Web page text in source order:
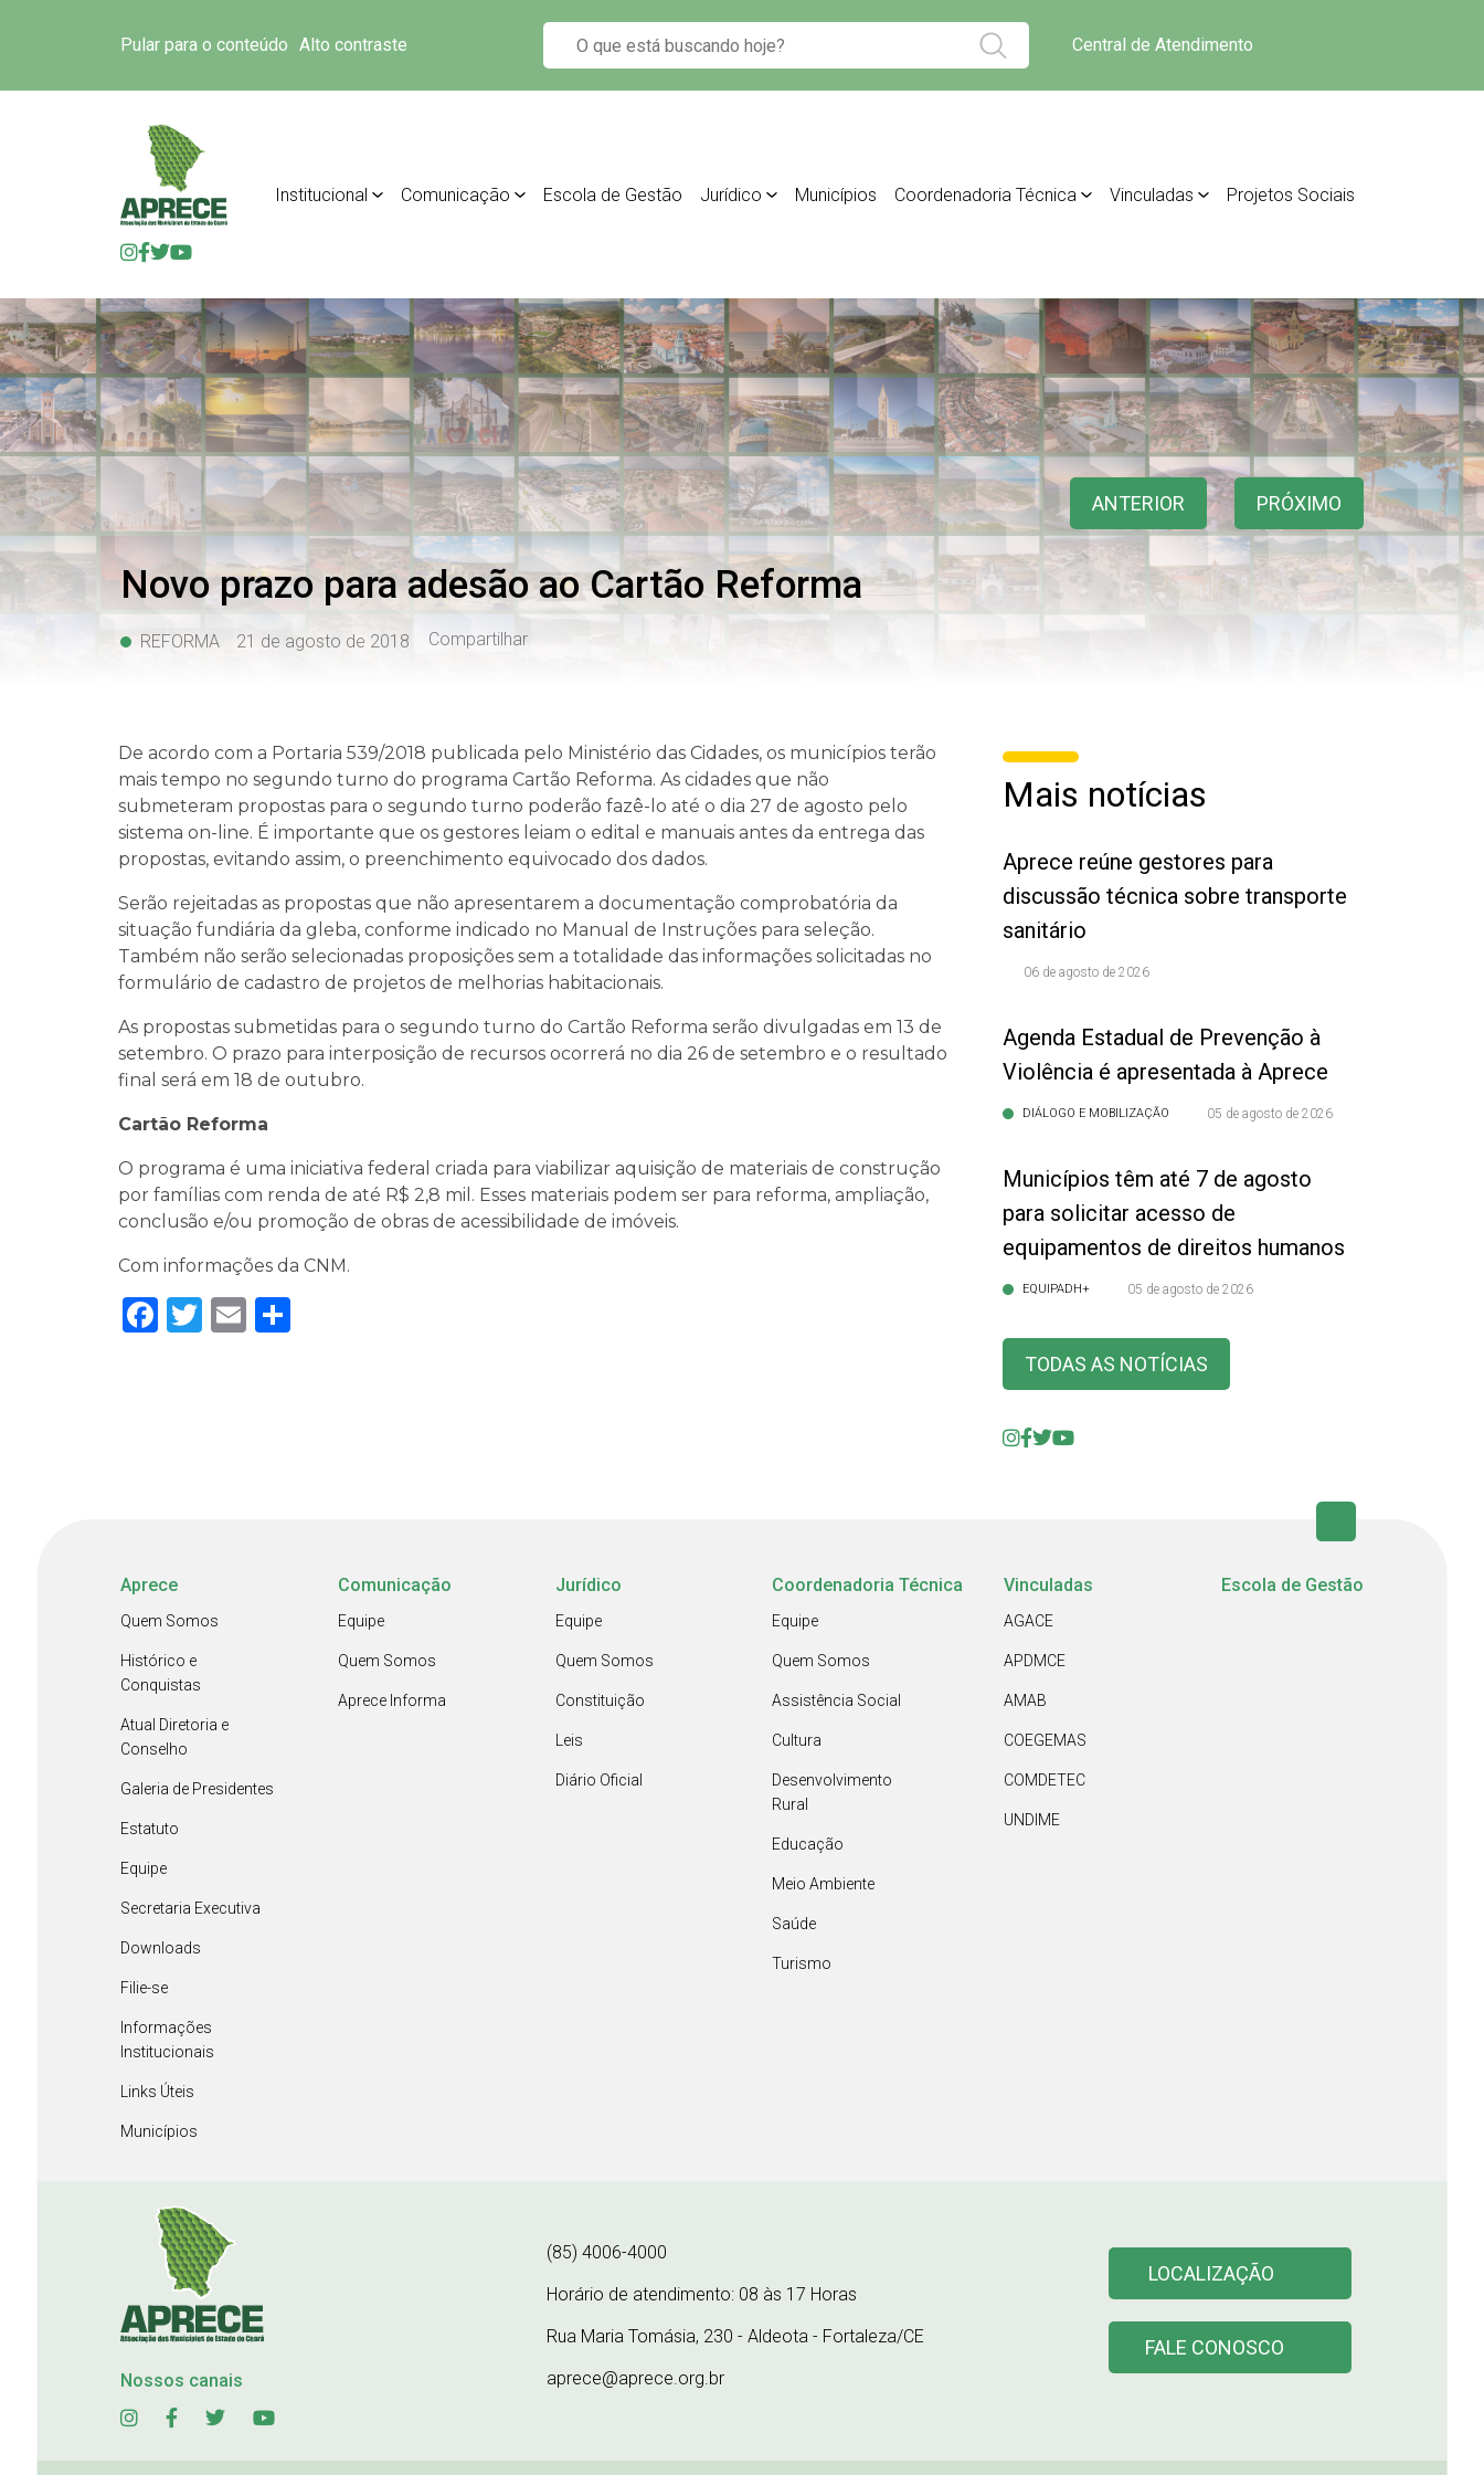
Pular para o conteúdo Alto contraste Central de Atendimento
Institucional Comunicação Escola de Gestão Jurídico Municípios Coordenadoria Técnica Vinculadas Projetos Sociais
ANTERIOR PRÓXIMO
Novo prazo para adesão ao Cartão Reforma
REFORMA 21 de agosto de 2018 Compartilhar
De acordo com a Portaria 539/2018 publicada pelo Ministério das Cidades, os municípios terão
mais tempo no segundo turno do programa Cartão Reforma. As cidades que não
submeteram propostas para o segundo turno poderão fazê-lo até o dia 27 de agosto pelo
sistema on-line. É importante que os gestores leiam o edital e manuais antes da entrega das
propostas, evitando assim, o preenchimento equivocado dos dados.
Serão rejeitadas as propostas que não apresentarem a documentação comprobatória da
situação fundiária da gleba, conforme indicado no Manual de Instruções para seleção.
Também não serão selecionadas proposições sem a totalidade das informações solicitadas no
formulário de cadastro de projetos de melhorias habitacionais.
As propostas submetidas para o segundo turno do Cartão Reforma serão divulgadas em 13 de
setembro. O prazo para interposição de recursos ocorrerá no dia 26 de setembro e o resultado
final será em 18 de outubro.
Cartão Reforma
O programa é uma iniciativa federal criada para viabilizar aquisição de materiais de construção
por famílias com renda de até R$ 2,8 mil. Esses materiais podem ser para reforma, ampliação,
conclusão e/ou promoção de obras de acessibilidade de imóveis.
Com informações da CNM.
Facebook
Twitter
Email
Mais notícias
Aprece reúne gestores para
discussão técnica sobre transporte
sanitário
06 de agosto de 2026
Agenda Estadual de Prevenção à
Violência é apresentada à Aprece
DIÁLOGO E MOBILIZAÇÃO 05 de agosto de 2026
Municípios têm até 7 de agosto
para solicitar acesso de
equipamentos de direitos humanos
EQUIPADH+ 05 de agosto de 2026
TODAS AS NOTÍCIAS
Aprece
Quem Somos
Histórico e
Conquistas
Atual Diretoria e
Conselho
Galeria de Presidentes
Estatuto
Equipe
Secretaria Executiva
Downloads
Filie-se
Informações
Institucionais
Links Úteis
Municípios
Comunicação
Equipe
Quem Somos
Aprece Informa
Jurídico
Equipe
Quem Somos
Constituição
Leis
Diário Oficial
Coordenadoria Técnica
Equipe
Quem Somos
Assistência Social
Cultura
Desenvolvimento
Rural
Educação
Meio Ambiente
Saúde
Turismo
Vinculadas
AGACE
APDMCE
AMAB
COEGEMAS
COMDETEC
UNDIME
Escola de Gestão
Nossos canais
(85) 4006-4000
Horário de atendimento: 08 às 17 Horas
Rua Maria Tomásia, 230 - Aldeota - Fortaleza/CE
aprece@aprece.org.br
LOCALIZAÇÃO
FALE CONOSCO